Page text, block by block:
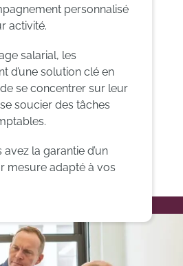
personnalisé
activité.
salarial, les
d’une solution clé en
se concentrer sur leur
soucier des tâches
la garantie d’un
mesure adapté à vos